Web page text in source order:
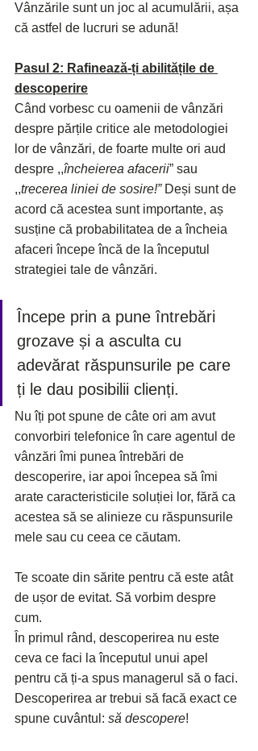
Vânzările sunt un joc al acumulării, așa
că astfel de lucruri se adună!
Pasul 2: Rafinează-ți abilitățile de
descoperire
Când vorbesc cu oamenii de vânzări
despre părțile critice ale metodologiei
lor de vânzări, de foarte multe ori aud
despre ,,încheierea afacerii” sau
,,trecerea liniei de sosire!” Deși sunt de
acord că acestea sunt importante, aș
susține că probabilitatea de a încheia
afaceri începe încă de la începutul
strategiei tale de vânzări.
Începe prin a pune întrebări
grozave și a asculta cu
adevărat răspunsurile pe care
ți le dau posibilii clienți.
Nu îți pot spune de câte ori am avut
convorbiri telefonice în care agentul de
vânzări îmi punea întrebări de
descoperire, iar apoi începea să îmi
arate caracteristicile soluției lor, fără ca
acestea să se alinieze cu răspunsurile
mele sau cu ceea ce căutam.
Te scoate din sărite pentru că este atât
de ușor de evitat. Să vorbim despre
cum.
În primul rând, descoperirea nu este
ceva ce faci la începutul unui apel
pentru că ți-a spus managerul să o faci.
Descoperirea ar trebui să facă exact ce
spune cuvântul: să descopere!